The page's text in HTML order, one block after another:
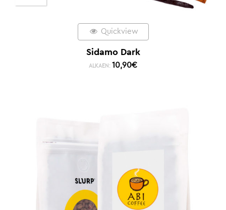
Quickview
Sidamo Dark
ALKAEN: 10,90€